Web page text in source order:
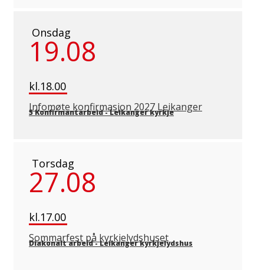
Onsdag
19.08
kl.18.00
Infomøte konfirmasjon 2027 Leikanger
5 Konfirmantarbeid-Leikanger kyrkje
Torsdag
27.08
kl.17.00
Sommarfest på kyrkjelydshuset
Diakonalt arbeid-Leikanger kyrkjelydshus